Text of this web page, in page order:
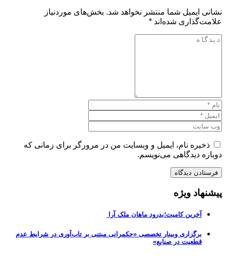
نشانی ایمیل شما منتشر نخواهد شد. بخش‌های موردنیاز
علامت‌گذاری شده‌اند *
ذخیره نام، ایمیل و وبسایت من در مرورگر برای زمانی که
دوباره دیدگاهی می‌نویسم.
پیشنهاد ویژه
آخرین کامیت؛بدرود ماهان ملک آرا
برگزاری وبینار تخصصی «حکمرانی مبتنی بر تاب‌آوری در شرایط عدم
قطعیت در صنایع»